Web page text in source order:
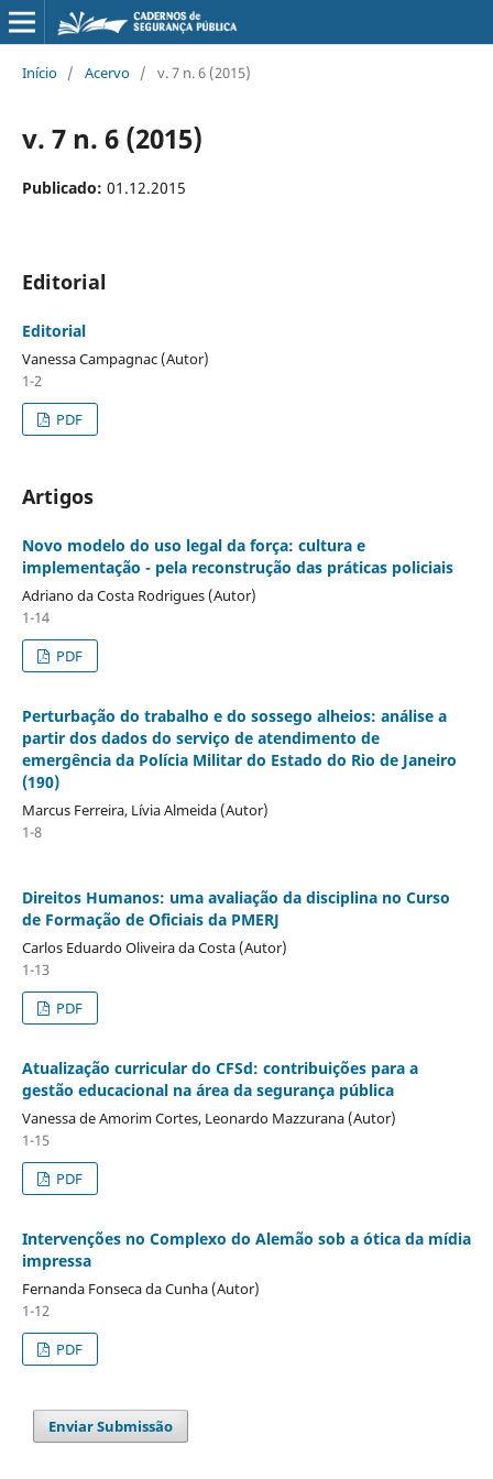
Início / Acervo / v. 7 n. 6 (2015)
v. 7 n. 6 (2015)
Publicado: 01.12.2015
Editorial
Editorial
Vanessa Campagnac (Autor)
1-2
PDF
Artigos
Novo modelo do uso legal da força: cultura e
implementação - pela reconstrução das práticas policiais
Adriano da Costa Rodrigues (Autor)
1-14
PDF
Perturbação do trabalho e do sossego alheios: análise a
partir dos dados do serviço de atendimento de
emergência da Polícia Militar do Estado do Rio de Janeiro
(190)
Marcus Ferreira, Lívia Almeida (Autor)
1-8
Direitos Humanos: uma avaliação da disciplina no Curso
de Formação de Oficiais da PMERJ
Carlos Eduardo Oliveira da Costa (Autor)
1-13
PDF
Atualização curricular do CFSd: contribuições para a
gestão educacional na área da segurança pública
Vanessa de Amorim Cortes, Leonardo Mazzurana (Autor)
1-15
PDF
Intervenções no Complexo do Alemão sob a ótica da mídia
impressa
Fernanda Fonseca da Cunha (Autor)
1-12
PDF
Enviar Submissão